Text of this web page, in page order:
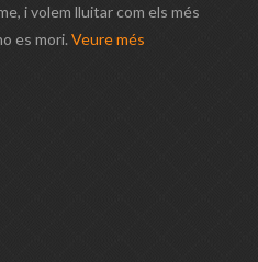
i volem lluitar com els més
es mori. Veure més